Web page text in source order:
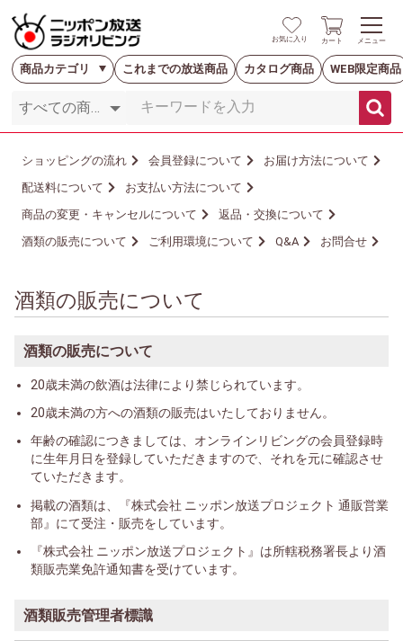
お気に入り カート メニュー
商品カテゴリ これまでの放送商品 カタログ商品 WEB限定商品
ショッピングの流れ 会員登録について
お届け方法について
配送料について
お支払い方法について
商品の変更・キャンセルについて
返品・交換について
酒類の販売について
ご利用環境について Q&A お問合せ
酒類の販売について
酒類の販売について
20歳未満の飲酒は法律により禁じられています。
20歳未満の方への酒類の販売はいたしておりません。
年齢の確認につきましては、オンラインリビングの会員登録時
に生年月日を登録していただきますので、それを元に確認させ
ていただきます。
掲載の酒類は、『株式会社 ニッポン放送プロジェクト 通販営業
部』にて受注・販売をしています。
『株式会社 ニッポン放送プロジェクト』は所轄税務署長より酒
類販売業免許通知書を受けています。
酒類販売管理者標識